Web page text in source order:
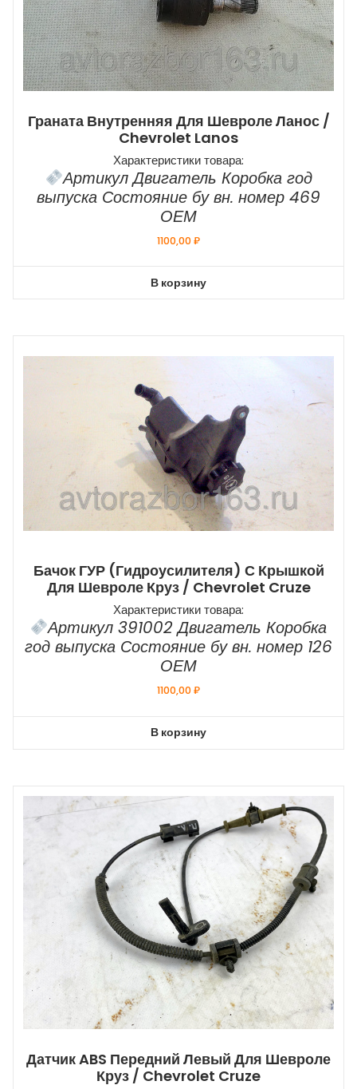
Граната Внутренняя Для Шевроле Ланос /
Chevrolet Lanos
Характеристики товара:
Артикул Двигатель Коробка год
выпуска Состояние бу вн. номер 469
ОЕМ
1100,00₽
В корзину
Бачок ГУР (гидроусилителя) С Крышкой
Для Шевроле Круз / Chevrolet Cruze
Характеристики товара:
Артикул 391002 Двигатель Коробка
год выпуска Состояние бу вн. номер 126
ОЕМ
1100,00₽
В корзину
Датчик ABS Передний Левый Для Шевроле
Круз / Chevrolet Cruze